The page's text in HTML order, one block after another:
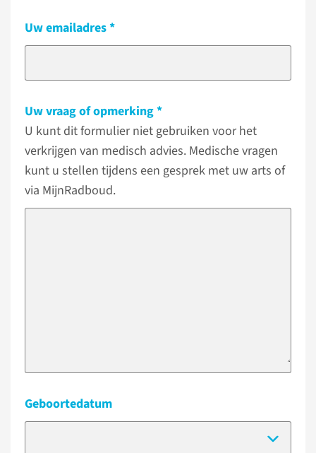
Uw emailadres
Uw vraag of opmerking
U kunt dit formulier niet gebruiken voor het
verkrijgen van medisch advies. Medische vragen
kunt u stellen tijdens een gesprek met uw arts of
via MijnRadboud.
Geboortedatum